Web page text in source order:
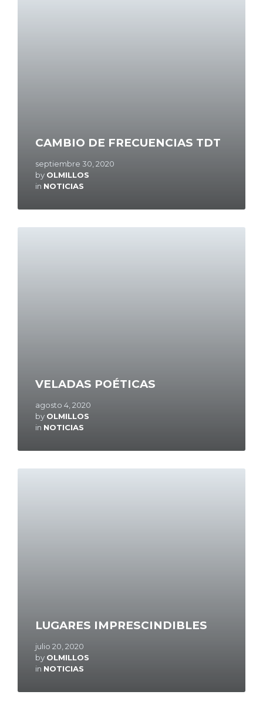
CAMBIO DE FRECUENCIAS TDT
septiembre 30, 2020
by OLMILLOS
in NOTICIAS
VELADAS POÉTICAS
agosto 4, 2020
by OLMILLOS
in NOTICIAS
Read
LUGARES IMPRESCINDIBLES
julio 20, 2020
by OLMILLOS
in NOTICIAS
Read